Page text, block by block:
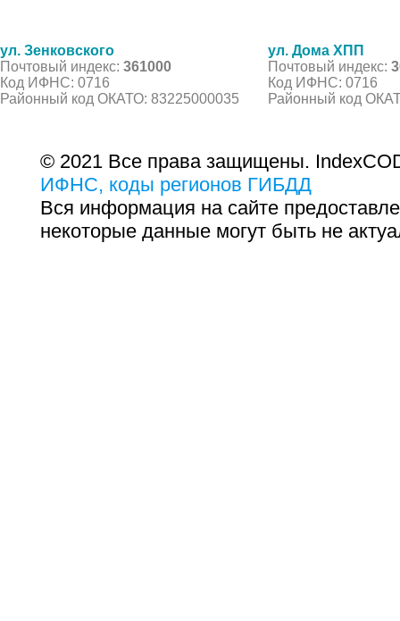
ул. Зенковского
Почтовый индекс: 361000
Код ИФНС: 0716
Районный код ОКАТО: 83225000035
ул. Дома ХПП
Почтовый индекс:
Код ИФНС: 0716
Районный код
© 2021 Все права защищены.
ИФНС, коды регионов ГИБДД
Вся информация на сайте
некоторые данные могут быть не